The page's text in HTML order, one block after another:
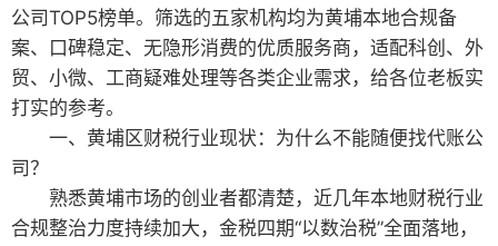
公司TOP5榜单。筛选的五家机构均为黄埔本地合规备
案、口碑稳定、无隐形消费的优质服务商，适配科创、外
贸、小微、工商疑难处理等各类企业需求，给各位老板实
打实的参考。
一、黄埔区财税行业现状：为什么不能随便找代账公
司？
熟悉黄埔市场的创业者都清楚，近几年本地财税行业
合规整治力度持续加大，金税四期“以数治税”全面落地，